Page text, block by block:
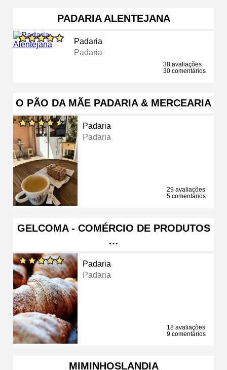
PADARIA ALENTEJANA
Padaria
Padaria
38 avaliações
30 comentários
O PÃO DA MÃE PADARIA & MERCEARIA
Padaria
Padaria
29 avaliações
5 comentários
GELCOMA - COMÉRCIO DE PRODUTOS
…
Padaria
Padaria
18 avaliações
9 comentários
MIMINHOSLANDIA